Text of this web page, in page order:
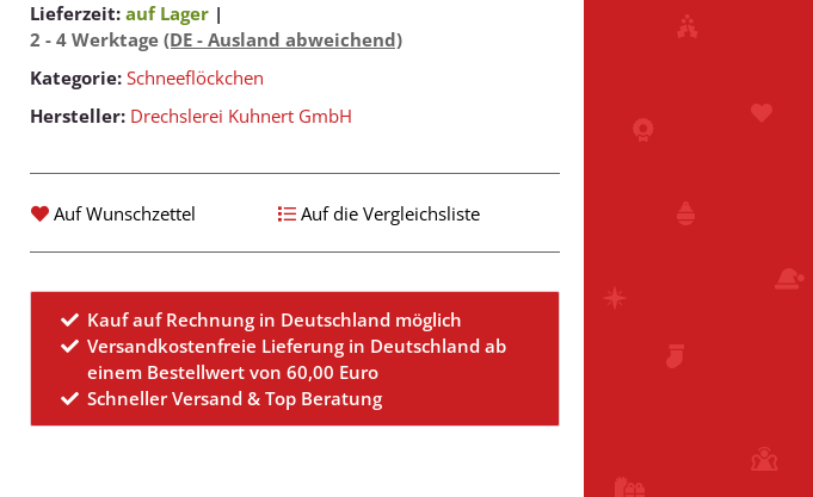
Lieferzeit: auf Lager |
2 - 4 Werktage (DE - Ausland abweichend)
Kategorie: Schneeflöckchen
Hersteller: Drechslerei Kuhnert GmbH
Auf Wunschzettel Auf die Vergleichsliste
Kauf auf Rechnung in Deutschland möglich
Versandkostenfreie Lieferung in Deutschland ab
einem Bestellwert von 60,00 Euro
Schneller Versand & Top Beratung